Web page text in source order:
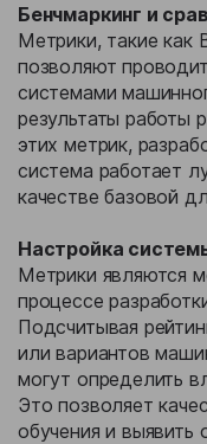
Бенчмаркинг и
Метрики, такие как
позволяют
системами
результаты работы
этих метрик,
система работает
качестве базовой
Настройка
Метрики являются
процессе
Подсчитывая
или вариантов
могут определить
Это позволяет
обучения и